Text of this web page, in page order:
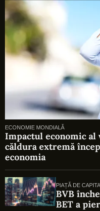
ECONOMIE MONDIALĂ
Impactul economic
căldura extremă
economia
PIAȚĂ DE
BVB
BET a